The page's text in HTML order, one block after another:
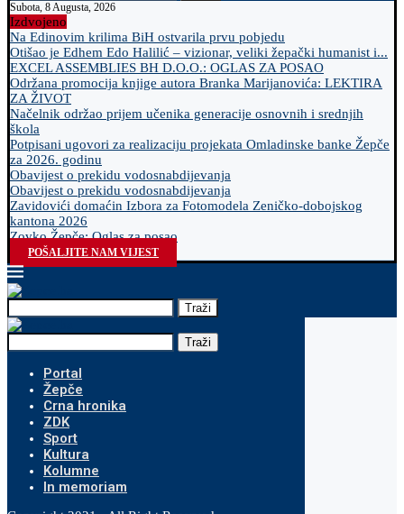
Subota, 8 Augusta, 2026
Izdvojeno
Na Edinovim krilima BiH ostvarila prvu pobjedu
Otišao je Edhem Edo Halilić – vizionar, veliki žepački humanist i...
EXCEL ASSEMBLIES BH D.O.O.: OGLAS ZA POSAO
Održana promocija knjige autora Branka Marijanovića: LEKTIRA
ZA ŽIVOT
Načelnik održao prijem učenika generacije osnovnih i srednjih
škola
Potpisani ugovori za realizaciju projekata Omladinske banke Žepče
za 2026. godinu
Obavijest o prekidu vodosnabdijevanja
Obavijest o prekidu vodosnabdijevanja
Zavidovići domaćin Izbora za Fotomodela Zeničko-dobojskog
kantona 2026
Zovko Žepče: Oglas za posao
POŠALJITE NAM VIJEST
Traži
Traži
Portal
Žepče
Crna hronika
ZDK
Sport
Kultura
Kolumne
In memoriam